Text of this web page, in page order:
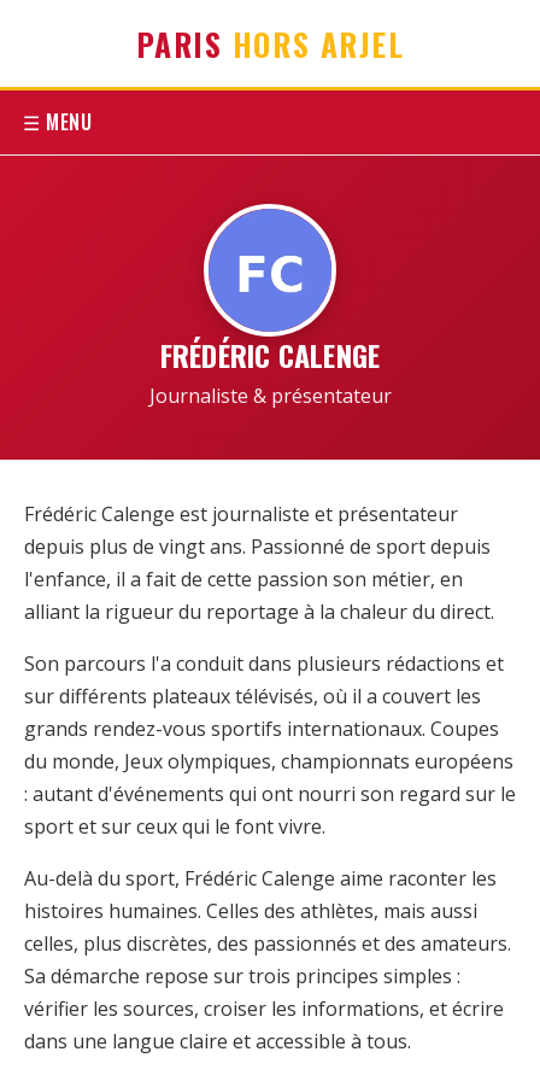
PARIS HORS ARJEL
☰ MENU
FRÉDÉRIC CALENGE
Journaliste & présentateur
Frédéric Calenge est journaliste et présentateur
depuis plus de vingt ans. Passionné de sport depuis
l'enfance, il a fait de cette passion son métier, en
alliant la rigueur du reportage à la chaleur du direct.
Son parcours l'a conduit dans plusieurs rédactions et
sur différents plateaux télévisés, où il a couvert les
grands rendez-vous sportifs internationaux. Coupes
du monde, Jeux olympiques, championnats européens
: autant d'événements qui ont nourri son regard sur le
sport et sur ceux qui le font vivre.
Au-delà du sport, Frédéric Calenge aime raconter les
histoires humaines. Celles des athlètes, mais aussi
celles, plus discrètes, des passionnés et des amateurs.
Sa démarche repose sur trois principes simples :
vérifier les sources, croiser les informations, et écrire
dans une langue claire et accessible à tous.